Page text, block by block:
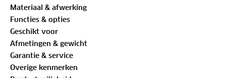
✓ Extra grote wielen
Design
De DERYAN Rolo X2 XL biedt optimaal comfort,
gemak en veiligheid. De twee zittingen zijn
makkelijk af te nemen met een doek. De buggy is
Materiaal & afwerking
Functies & opties
Geschikt voor
Afmetingen & gewicht
Garantie & service
Overige kenmerken